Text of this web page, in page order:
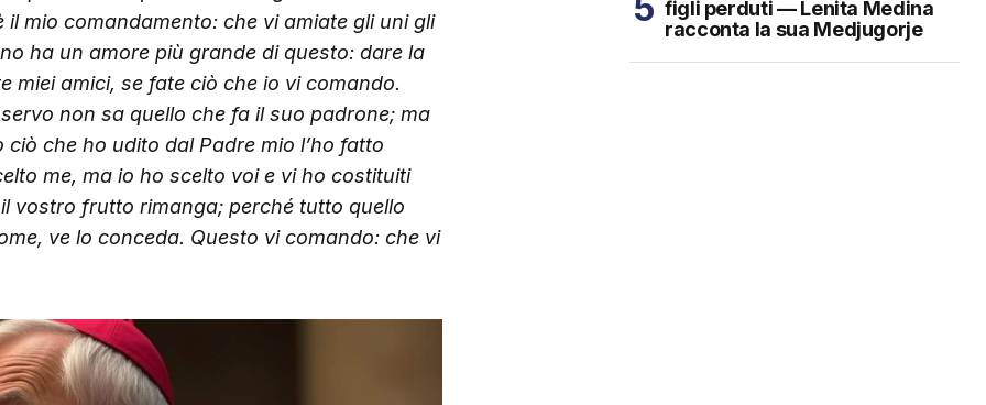
mio comandamento: che vi amiate gli uni gli
ha un amore più grande di questo: dare la
miei amici, se fate ciò che io vi comando.
non sa quello che fa il suo padrone; ma
che ho udito dal Padre mio l’ho fatto
me, ma io ho scelto voi e vi ho costituiti
vostro frutto rimanga; perché tutto quello
ve lo conceda. Questo vi comando: che vi
figli perduti — Lenita Medina
racconta la sua Medjugorje